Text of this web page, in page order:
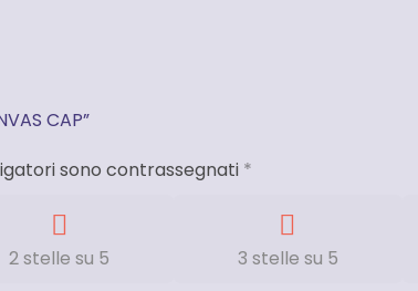
CAP”
sono contrassegnati *
2 stelle su 5 3 stelle su 5